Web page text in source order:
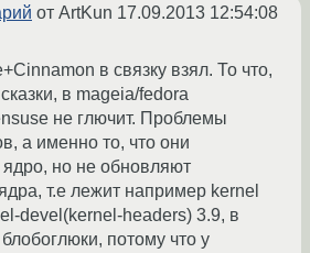
от ArtKun 17.09.2013 12:54:08
в связку взял. То что,
в mageia/fedora
не глючит. Проблемы
а именно то, что они
но не обновляют
т.е лежит например kernel
devel(kernel-headers) 3.9, в
блобоглюки, потому что у